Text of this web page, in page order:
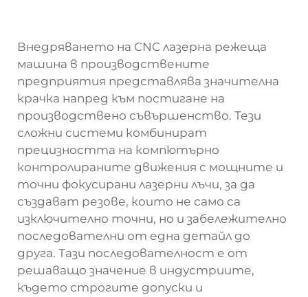
Внедряването на CNC лазерна режеща
машина в производствените
предприятия представлява значителна
крачка напред към постигане на
производствено съвършенство. Тези
сложни системи комбинират
прецизността на компютърно
контролираните движения с мощните и
точни фокусирани лазерни лъчи, за да
създават резове, които не само са
изключително точни, но и забележително
последователни от една детайл до
друга. Тази последователност е от
решаващо значение в индустриите,
където строгите допуски и